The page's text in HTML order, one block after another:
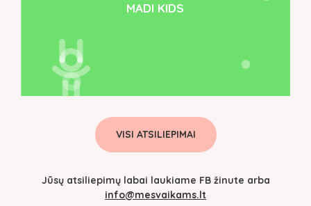
MADI KIDS
VISI ATSILIEPIMAI
Jūsų atsiliepimų labai laukiame FB žinute arba
info@mesvaikams.lt